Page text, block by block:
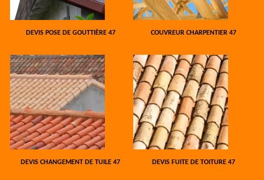
DEVIS POSE DE GOUTTIÈRE 47 COUVREUR CHARPENTIER 47
DEVIS CHANGEMENT DE TUILE 47 DEVIS FUITE DE TOITURE 47